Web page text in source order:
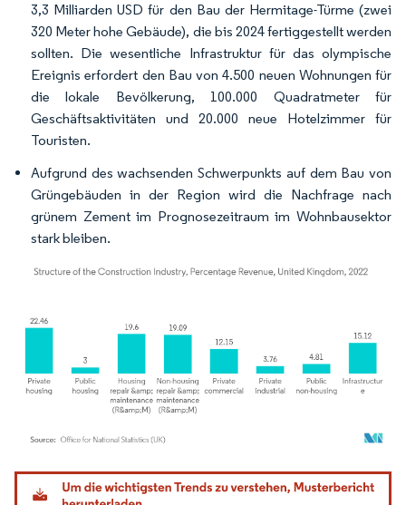
3,3 Milliarden USD für den Bau der Hermitage-Türme (zwei
320 Meter hohe Gebäude), die bis 2024 fertiggestellt werden
sollten. Die wesentliche Infrastruktur für das olympische
Ereignis erfordert den Bau von 4.500 neuen Wohnungen für
die lokale Bevölkerung, 100.000 Quadratmeter für
Geschäftsaktivitäten und 20.000 neue Hotelzimmer für
Touristen.
Aufgrund des wachsenden Schwerpunkts auf dem Bau von
Grüngebäuden in der Region wird die Nachfrage nach
grünem Zement im Prognosezeitraum im Wohnbausektor
stark bleiben.
Bild © Mordor Intelligence. Wiederverwendung erfordert Namensnennung gemäß